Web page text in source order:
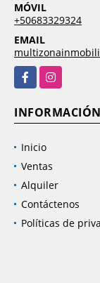
MÓVIL
+50683329324
EMAIL
FacebookInstagram
INFORMACIÓN
Inicio
Ventas
Alquiler
Contáctenos
Políticas de